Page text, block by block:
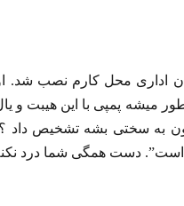
آپارتمان اداری محل کارم نصب
میشه پمپی با این هیبت و
اداری ساکت صدای اون به سختی بشه
است”. دست همگی شما درد